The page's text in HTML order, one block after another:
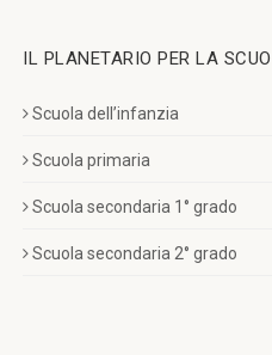
IL PLANETARIO PER LA
Scuola dell’infanzia
Scuola primaria
Scuola secondaria 1° grado
Scuola secondaria 2° grado